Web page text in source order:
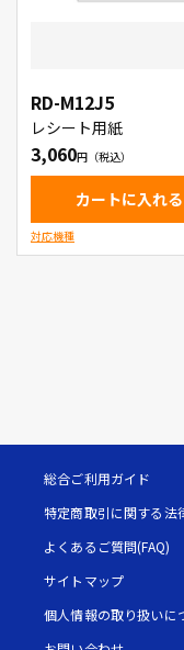
RD-M12J5
レシート用紙
3,060
カートに入れる
対応機種
総合ご利用ガイド
特定商取引に関する法
よくあるご質問(FAQ)
サイトマップ
個人情報の取り扱いに